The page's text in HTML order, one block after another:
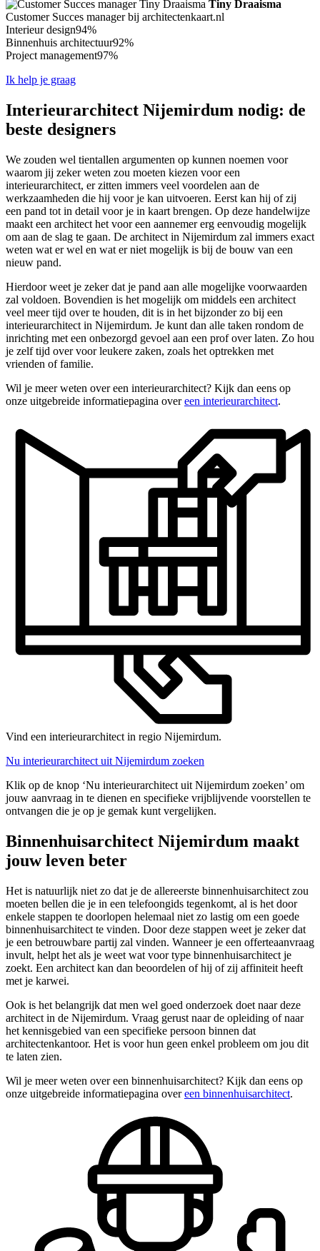
Tiny Draaisma
Customer Succes manager bij architectenkaart.nl
Interieur design94%
Binnenhuis architectuur92%
Project management97%
Ik help je graag
Interieurarchitect Nijemirdum nodig: de
beste designers
We zouden wel tientallen argumenten op kunnen noemen voor
waarom jij zeker weten zou moeten kiezen voor een
interieurarchitect, er zitten immers veel voordelen aan de
werkzaamheden die hij voor je kan uitvoeren. Eerst kan hij of zij
een pand tot in detail voor je in kaart brengen. Op deze handelwijze
maakt een architect het voor een aannemer erg eenvoudig mogelijk
om aan de slag te gaan. De architect in Nijemirdum zal immers exact
weten wat er wel en wat er niet mogelijk is bij de bouw van een
nieuw pand.
Hierdoor weet je zeker dat je pand aan alle mogelijke voorwaarden
zal voldoen. Bovendien is het mogelijk om middels een architect
veel meer tijd over te houden, dit is in het bijzonder zo bij een
interieurarchitect in Nijemirdum. Je kunt dan alle taken rondom de
inrichting met een onbezorgd gevoel aan een prof over laten. Zo hou
je zelf tijd over voor leukere zaken, zoals het optrekken met
vrienden of familie.
Wil je meer weten over een interieurarchitect? Kijk dan eens op
onze uitgebreide informatiepagina overeen interieurarchitect.
Vind een interieurarchitect in regio Nijemirdum.
Nu interieurarchitect uit Nijemirdum zoeken
Klik op de knop ‘Nu interieurarchitect uit Nijemirdum zoeken’ om
jouw aanvraag in te dienen en specifieke vrijblijvende voorstellen te
ontvangen die je op je gemak kunt vergelijken.
Binnenhuisarchitect Nijemirdum maakt
jouw leven beter
Het is natuurlijk niet zo dat je de allereerste binnenhuisarchitect zou
moeten bellen die je in een telefoongids tegenkomt, al is het door
enkele stappen te doorlopen helemaal niet zo lastig om een goede
binnenhuisarchitect te vinden. Door deze stappen weet je zeker dat
je een betrouwbare partij zal vinden. Wanneer je een offerteaanvraag
invult, helpt het als je weet wat voor type binnenhuisarchitect je
zoekt. Een architect kan dan beoordelen of hij of zij affiniteit heeft
met je karwei.
Ook is het belangrijk dat men wel goed onderzoek doet naar deze
architect in de Nijemirdum. Vraag gerust naar de opleiding of naar
het kennisgebied van een specifieke persoon binnen dat
architectenkantoor. Het is voor hun geen enkel probleem om jou dit
te laten zien.
Wil je meer weten over een binnenhuisarchitect? Kijk dan eens op
onze uitgebreide informatiepagina overeen binnenhuisarchitect.